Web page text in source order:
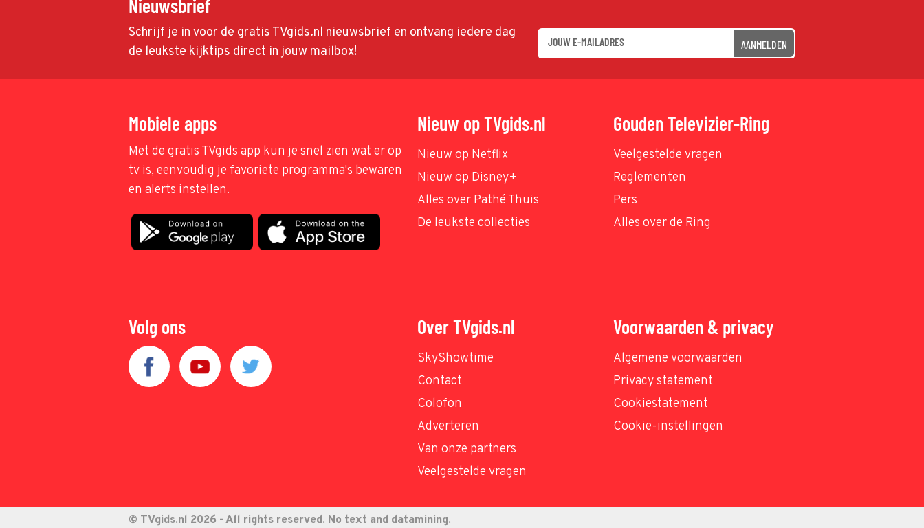
Nieuwsbrief
Schrijf je in voor de gratis TVgids.nl nieuwsbrief en ontvang iedere dag
de leukste kijktips direct in jouw mailbox!
AANMELDEN
Mobiele apps
Met de gratis TVgids app kun je snel zien wat er op
tv is, eenvoudig je favoriete programma's bewaren
en alerts instellen.
Nieuw op TVgids.nl
Nieuw op Netflix
Nieuw op Disney+
Alles over Pathé Thuis
De leukste collecties
Gouden Televizier-Ring
Veelgestelde vragen
Reglementen
Pers
Alles over de Ring
Volg ons Over TVgids.nl
SkyShowtime
Contact
Colofon
Adverteren
Van onze partners
Veelgestelde vragen
Voorwaarden & privacy
Algemene voorwaarden
Privacy statement
Cookiestatement
Cookie-instellingen
© TVgids.nl 2026 - All rights reserved. No text and datamining.